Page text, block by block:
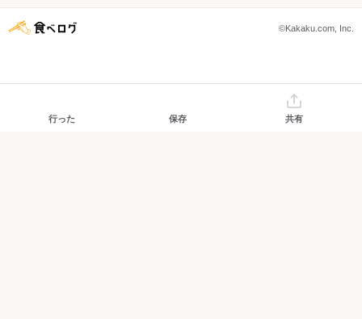
©Kakaku.com, Inc.
行った 保存 共有